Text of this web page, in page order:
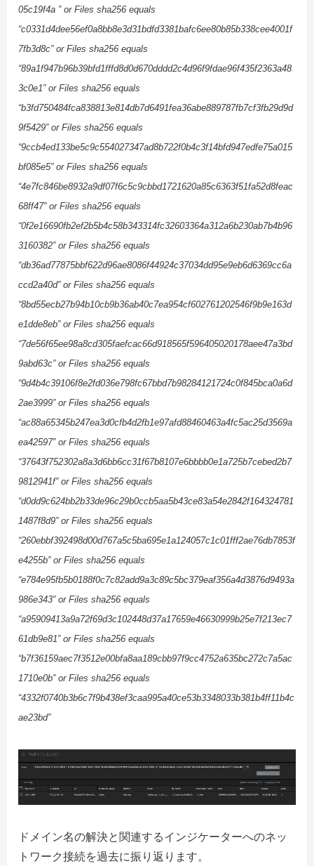
05c19f4a ” or Files sha256 equals
“c0331d4dee56ef0a8bb8e3d31bdfd3381bafc6ee80b85b338cee4001f
7fb3d8c” or Files sha256 equals
“89a1f947b96b39bfd1fffd8d0d670dddd2c4d96f9fdae96f435f2363a48
3c0e1” or Files sha256 equals
“b3fd750484fca838813e814db7d6491fea36abe889787fb7cf3fb29d9d
9f5429” or Files sha256 equals
“9ccb4ed133be5c9c554027347ad8b722f0b4c3f14bfd947edfe75a015
bf085e5” or Files sha256 equals
“4e7fc846be8932a9df07f6c5c9cbbd1721620a85c6363f51fa52d8feac
68ff47” or Files sha256 equals
“0f2e16690fb2ef2b5b4c58b343314fc32603364a312a6b230ab7b4b96
3160382” or Files sha256 equals
“db36ad77875bbf622d96ae8086f44924c37034dd95e9eb6d6369cc6a
ccd2a40d” or Files sha256 equals
“8bd55ecb27b94b10cb9b36ab40c7ea954cf602761202546f9b9e163d
e1dde8eb” or Files sha256 equals
“7de56f65ee98a8cd305faefcac66d918565f596405020178aee47a3bd
9abd63c” or Files sha256 equals
“9d4b4c39106f8e2fd036e798fc67bbd7b98284121724c0f845bca0a6d
2ae3999” or Files sha256 equals
“ac88a65345b247ea3d0cfb4d2fb1e97afd88460463a4fc5ac25d3569a
ea42597” or Files sha256 equals
“37643f752302a8a3d6bb6cc31f67b8107e6bbbb0e1a725b7cebed2b7
9812941f” or Files sha256 equals
“d0dd9c624bb2b33de96c29b0ccb5aa5b43ce83a54e2842f164324781
1487f8d9” or Files sha256 equals
“260ebbf392498d00d767a5c5ba695e1a124057c1c01fff2ae76db7853f
e4255b” or Files sha256 equals
“e784e95fb5b0188f0c7c82add9a3c89c5bc379eaf356a4d3876d9493a
986e343” or Files sha256 equals
“a95909413a9a72f69d3c102448d37a17659e46630999b25e7f213ec7
61db9e81” or Files sha256 equals
“b7f36159aec7f3512e00bfa8aa189cbb97f9cc4752a635bc272c7a5ac
1710e0b” or Files sha256 equals
“4332f0740b3b6c7f9b438ef3caa995a40ce53b3348033b381b4ff11b4c
ae23bd”
ドメイン名の解決と関連するインジケーターへのネッ
トワーク接続を過去に振り返ります。